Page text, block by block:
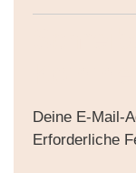
Deine E-Mail-
Erforderliche